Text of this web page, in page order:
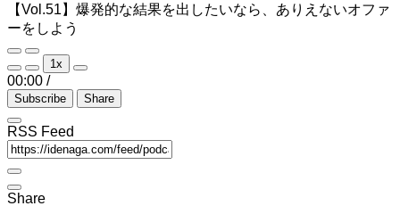
【Vol.51】爆発的な結果を出したいなら、ありえないオファ
ーをしよう
Play
Episode
Pause
Episode
1x
00:00 /
Subscribe Share
RSS Feed
Share